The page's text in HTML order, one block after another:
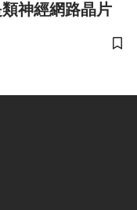
神經網路晶片
儲